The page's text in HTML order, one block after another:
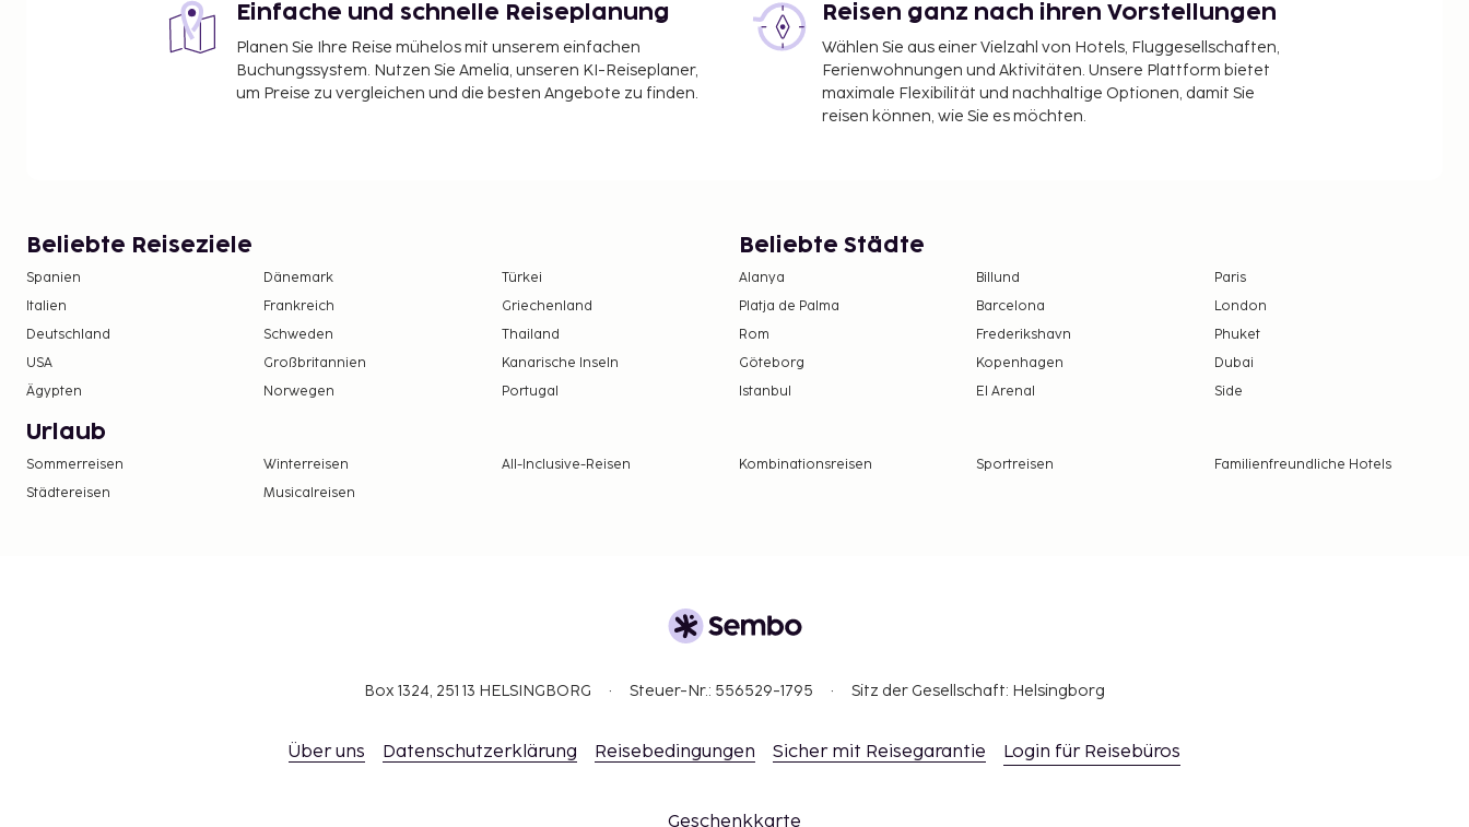
Einfache und schnelle Reiseplanung
Planen Sie Ihre Reise mühelos mit unserem einfachen
Buchungssystem. Nutzen Sie Amelia, unseren KI-Reiseplaner,
um Preise zu vergleichen und die besten Angebote zu finden.
Reisen ganz nach ihren Vorstellungen
Wählen Sie aus einer Vielzahl von Hotels, Fluggesellschaften,
Ferienwohnungen und Aktivitäten. Unsere Plattform bietet
maximale Flexibilität und nachhaltige Optionen, damit Sie
reisen können, wie Sie es möchten.
Beliebte Reiseziele
Spanien Dänemark
Türkei
Italien
Frankreich
Griechenland
Deutschland
Schweden
Thailand
USA
Großbritannien
Kanarische Inseln
Ägypten
Norwegen Portugal
Beliebte Städte
Alanya Billund
Paris
Platja de Palma
Barcelona
London
Rom
Frederikshavn
Phuket
Göteborg
Kopenhagen
Dubai
Istanbul
El Arenal Side
Urlaub
Sommerreisen Winterreisen All-Inclusive-Reisen Kombinationsreisen Sportreisen
Familienfreundliche Hotels
Städtereisen
Musicalreisen
Box 1324, 251 13 HELSINGBORG Steuer-Nr.: 556529-1795 Sitz der Gesellschaft: Helsingborg
Über uns Datenschutzerklärung Reisebedingungen Sicher mit Reisegarantie Login für Reisebüros
Geschenkkarte